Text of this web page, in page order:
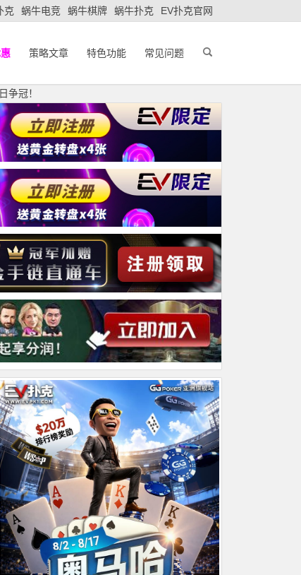
克 蜗牛电竞 蜗牛棋牌 蜗牛扑克 EV扑克官网
策略文章 特色功能 常见问题
争冠！